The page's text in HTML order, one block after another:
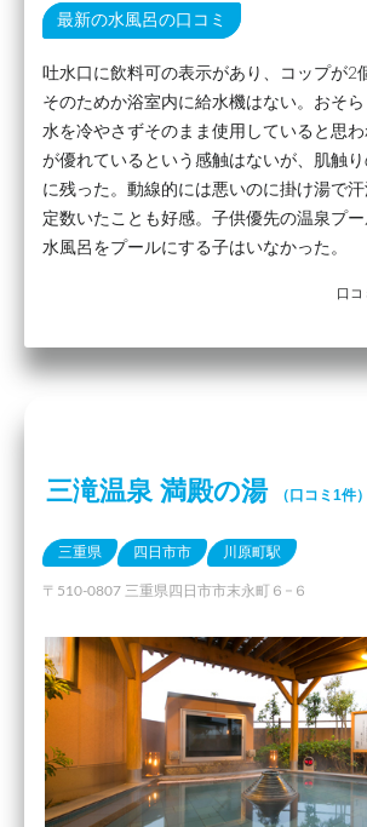
最新の水風呂の口コミ
吐水口に飲料可の表示があり、コップが2
そのためか浴室内に給水機はない。おそ
水を冷やさずそのまま使用していると思
が優れているという感触はないが、肌触
に残った。動線的には悪いのに掛け湯で
定数いたことも好感。子供優先の温泉プー
水風呂をプールにする子はいなかった。
口
三滝温泉 満殿の湯 （口コミ1件）
三重県 四日市市 川原町駅
〒510-0807 三重県四日市市末永町６−６